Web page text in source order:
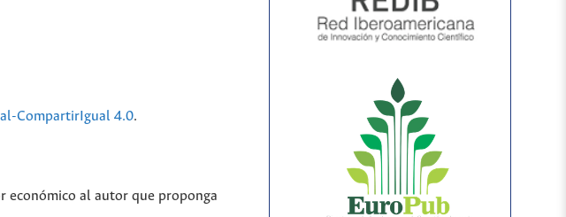
CompartirIgual 4.0.
económico al autor que proponga